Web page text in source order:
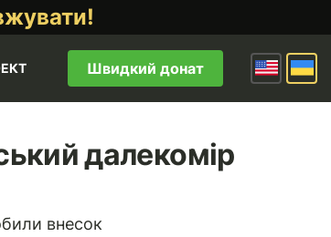
Швидкий донат
далекомір
внесок